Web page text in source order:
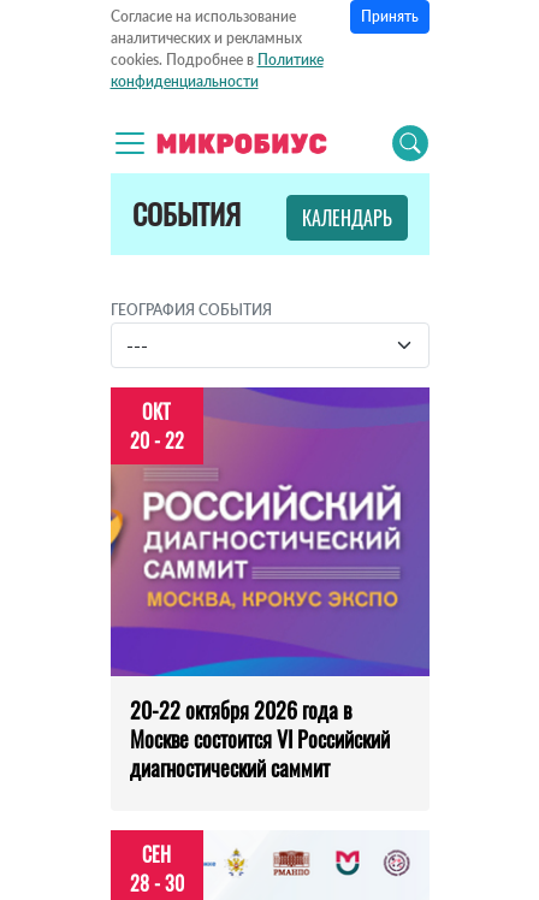
Согласие на использование
аналитических и рекламных
cookies. Подробнее в Политике
конфиденциальности
Принять
СОБЫТИЯ КАЛЕНДАРЬ
ГЕОГРАФИЯ СОБЫТИЯ
ОКТ
20 - 22
20-22 октября 2026 года в
Москве состоится VI Российский
диагностический саммит
СЕН
28 - 30